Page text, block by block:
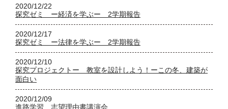
2020/12/22
探究ゼミ ー経済を学ぶー 2学期報告
2020/12/17
探究ゼミ ー法律を学ぶー 2学期報告
2020/12/10
探究プロジェクトー 教室を設計しよう！ーこの冬、建築が
面白い
2020/12/09
進路学習 志望理由書講演会